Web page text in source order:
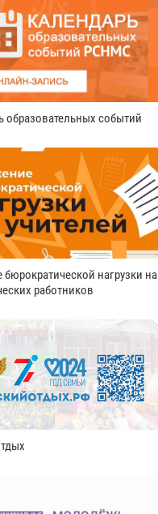
образовательных событий
нагрузки на
работников